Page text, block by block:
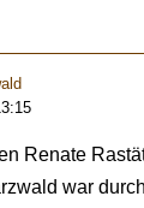
Renate
war